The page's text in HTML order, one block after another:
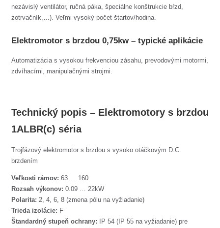
nezávislý ventilátor, ručná páka, špeciálne konštrukcie bŕzd,
zotrvačník,…). Veľmi vysoký počet štartov/hodina.
Elektromotor s brzdou 0,75kw – typické aplikácie
Automatizácia s vysokou frekvenciou zásahu, prevodovými motormi,
zdvíhacími, manipulačnými strojmi.
Technický popis – Elektromotory s brzdou
1ALBR(c) séria
Trojfázový elektromotor s brzdou s vysoko otáčkovým D.C.
brzdením
Veľkosti rámov: 63 … 160
Rozsah výkonov: 0.09 … 22kW
Polarita: 2, 4, 6, 8 (zmena pólu na vyžiadanie)
Trieda izolácie: F
Štandardný stupeň ochrany: IP 54 (IP 55 na vyžiadanie) pre